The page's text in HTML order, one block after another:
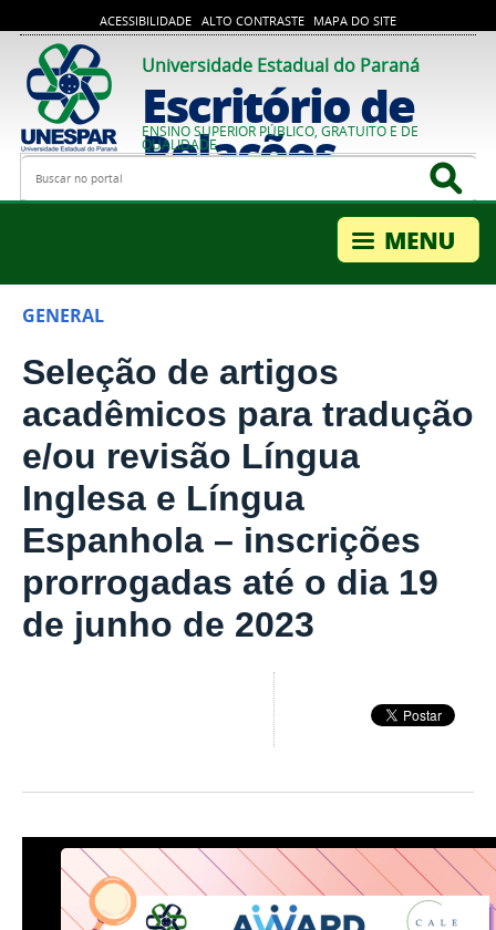
ACESSIBILIDADE ALTO CONTRASTE MAPA DO SITE
Universidade Estadual do Paraná
Escritório de
Relações
Internacionais
ENSINO SUPERIOR PÚBLICO, GRATUITO E DE
QUALIDADE
Busca
GENERAL
Seleção de artigos
acadêmicos para tradução
e/ou revisão Língua
Inglesa e Língua
Espanhola – inscrições
prorrogadas até o dia 19
de junho de 2023